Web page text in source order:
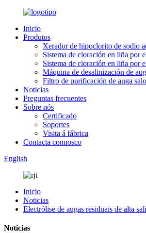
Inicio
Produtos
Xerador de hipoclorito de sodio
Sistema de cloración en liña por
Sistema de cloración en liña por
Máquina de desalinización de
Filtro de purificación de auga
Noticias
Preguntas frecuentes
Sobre nós
Certificado
Soportes
Visita á fábrica
Contacta connosco
English
Inicio
Noticias
Electrólise de augas residuais de alta
Noticias